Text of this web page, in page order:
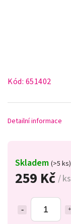
Kód: 651402
259 Kč / ks
Skladem (>5 ks)
Detailní informace